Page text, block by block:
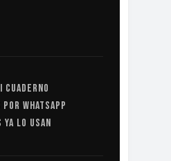
WHATSAPP
LO USAN